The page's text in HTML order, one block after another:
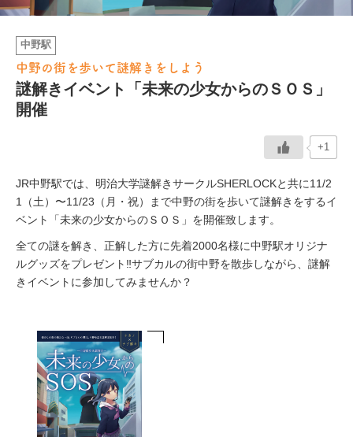
中野駅
中野の街を歩いて謎解きをしよう
謎解きイベント「未来の少女からのＳＯＳ」
開催
+1
JR中野駅では、明治大学謎解きサークルSHERLOCKと共に11/2
1（土）〜11/23（月・祝）まで中野の街を歩いて謎解きをするイ
ベント「未来の少女からのＳＯＳ」を開催致します。
全ての謎を解き、正解した方に先着2000名様に中野駅オリジナ
ルグッズをプレゼント‼︎サブカルの街中野を散歩しながら、謎解
きイベントに参加してみませんか？